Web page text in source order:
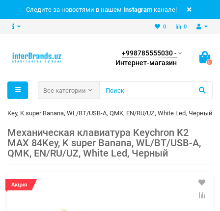
Следите за новостями в нашем Instagram канале!
0
0
+998785555030 -
Интернет-магазин
0
Все категории
K super Banana, WL/BT/USB-A, QMK, EN/RU/UZ, White Led, Черный
Механическая клавиатура Keychron K2
MAX 84Key, K super Banana, WL/BT/USB-A,
QMK, EN/RU/UZ, White Led, Черный
Акция